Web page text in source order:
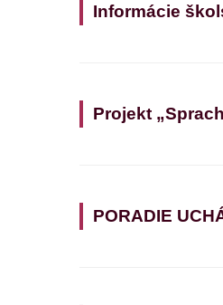
Informácie
Projekt
PORADIE